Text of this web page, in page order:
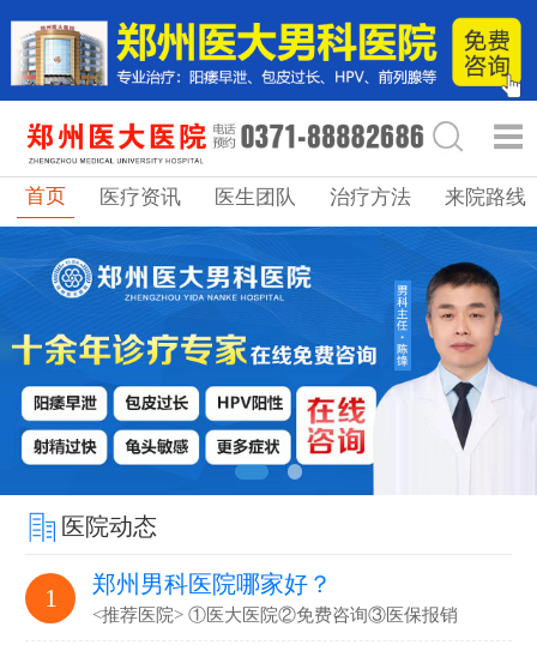
首页 医疗资讯 医生团队 治疗方法 来院路线
医院动态
1 郑州男科医院哪家好？
<推荐医院> ①医大医院②免费咨询③医保报销